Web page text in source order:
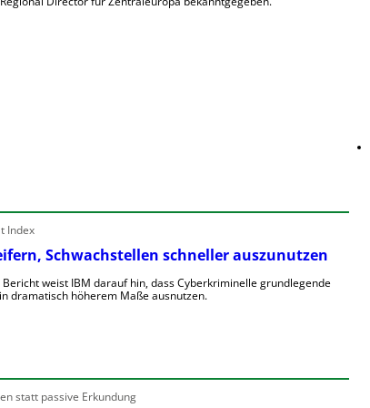
Index
Schwachstellen schneller auszunutzen
weist IBM darauf hin, dass Cyberkriminelle grundlegende
dramatisch höherem Maße ausnutzen.
statt passive Erkundung